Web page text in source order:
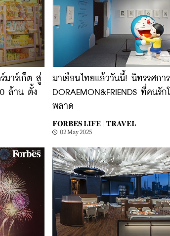
มาร์เก็ต สู่
ล้าน ตั้ง
มาเยือนไทยแล้ววันนี้! นิทรรศการ
DORAEMON&FRIENDS ที่คนรัก
พลาด
FORBES LIFE | TRAVEL
02 May 2025